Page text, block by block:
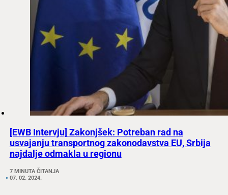
[EWB Intervju] Zakonjšek: Potreban rad na
usvajanju transportnog zakonodavstva EU, Srbija
najdalje odmakla u regionu
7 MINUTA ČITANJA
07. 02. 2024.